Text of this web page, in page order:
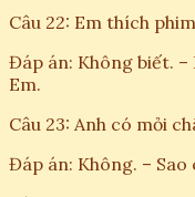
Câu 22: Em thích
Đáp án: Không biết.
Em.
Câu 23: Anh có mỏi
Đáp án: Không. –